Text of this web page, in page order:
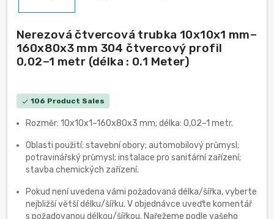
Nerezová čtvercová trubka 10x10x1 mm–
160x80x3 mm 304 čtvercový profil
0,02–1 metr (délka : 0.1 Meter)
check 106 Product Sales
Rozměr: 10x10x1–160x80x3 mm; délka: 0,02–1 metr.
Oblasti použití: stavební obory; automobilový průmysl;
potravinářský průmysl; instalace pro sanitární zařízení;
stavba chemických zařízení.
Pokud není uvedena vámi požadovaná délka/šířka, vyberte
nejbližší větší délku/šířku. V objednávce uveďte komentář
s požadovanou délkou/šířkou. Nařežeme podle vašeho